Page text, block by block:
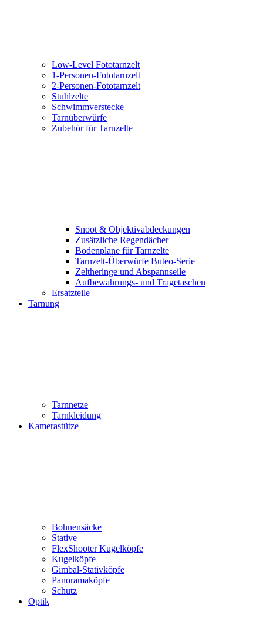
Low-Level Fototarnzelt
1-Personen-Fototarnzelt
2-Personen-Fototarnzelt
Stuhlzelte
Schwimmverstecke
Tarnüberwürfe
Zubehör für Tarnzelte
Snoot & Objektivabdeckungen
Zusätzliche Regendächer
Bodenplane für Tarnzelte
Tarnzelt-Überwürfe Buteo-Serie
Zeltheringe und Abspannseile
Aufbewahrungs- und Tragetaschen
Ersatzteile
Tarnung
Tarnnetze
Tarnkleidung
Kamerastütze
Bohnensäcke
Stative
FlexShooter Kugelköpfe
Kugelköpfe
Gimbal-Stativköpfe
Panoramaköpfe
Schutz
Optik